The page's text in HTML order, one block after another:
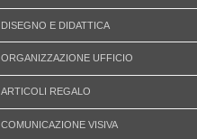
DISEGNO E DIDATTICA
ORGANIZZAZIONE UFFICIO
ARTICOLI REGALO
COMUNICAZIONE VISIVA